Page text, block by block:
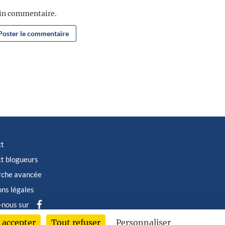
commentaire.
blogueurs
avancée
légales
sur
Tout refuser Personnaliser